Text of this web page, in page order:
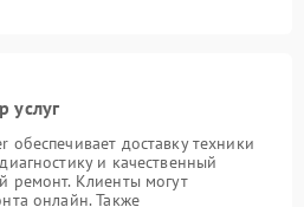
услуг
доставку техники
и качественный
ремонт. Клиенты могут
онлайн. Также